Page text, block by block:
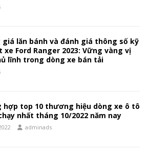
giá lăn bánh và đánh giá thông số kỹ
xe Ford Ranger 2023: Vững vàng vị
lĩnh trong dòng xe bán tải
hợp top 10 thương hiệu dòng xe ô tô
nhất tháng 10/2022 năm nay
adminads